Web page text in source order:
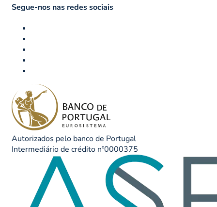
Segue-nos nas redes sociais
Autorizados pelo banco de Portugal
Intermediário de crédito nº0000375